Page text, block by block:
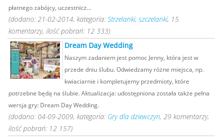
płatnego zabójcy, uczestnicz...
(dodano: 21-02-2014, kategoria: Strzelanki, szczelanki, 15
komentarzy, ilość pobrań: 12 333)
Dream Day Wedding
Naszym zadaniem jest pomoc Jenny, która jest w
przede dniu ślubu. Odwiedzamy różne miejsca, np.
kwiaciarnie i kompletujemy przedmioty, które
potrzebne będą na ślubie. Aktualizacja: udostępniona została także pełna
wersja gry: Dream Day Wedding.
(dodano: 04-09-2009, kategoria: Gry dla dziewczyn, 29 komentarzy,
ilość pobrań: 12 157)